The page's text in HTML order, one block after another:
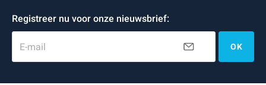
Registreer nu voor onze nieuwsbrief:
E-mail OK